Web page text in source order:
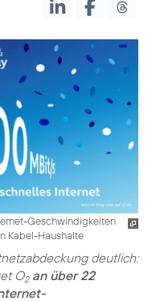
Geschwindigkeiten
Kabel-Haushalte
deutlich:
O2 an über 22